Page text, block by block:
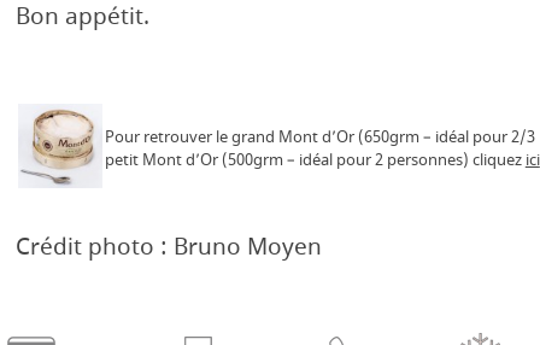
Bon appétit.
Pour retrouver le grand Mont d’Or (650grm – idéal pour 2/
petit Mont d’Or (500grm – idéal pour 2 personnes) cliquez ici
Crédit photo : Bruno Moyen